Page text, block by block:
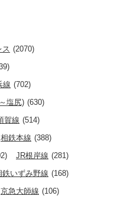
(2070)
線 (702)
塩尻) (630)
賀線 (514)
相鉄本線 (388)
JR根岸線 (281)
鉄いずみ野線 (168)
京急大師線 (106)